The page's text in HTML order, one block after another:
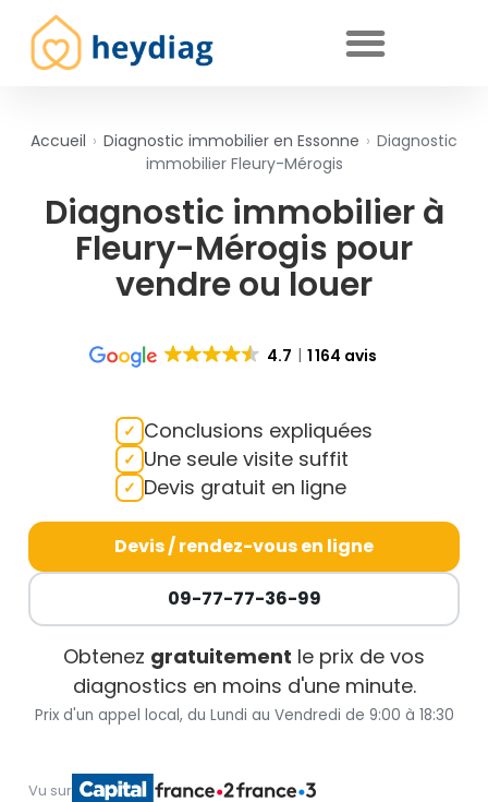
Accueil › Diagnostic immobilier en Essonne › Diagnostic
immobilier Fleury-Mérogis
Diagnostic immobilier à
Fleury-Mérogis pour
vendre ou louer
4.7 1 164 avis
Conclusions expliquées
Une seule visite suffit
Devis gratuit en ligne
Devis / rendez-vous en ligne
09-77-77-36-99
Obtenez gratuitement le prix de vos
diagnostics en moins d'une minute.
Prix d'un appel local, du Lundi au Vendredi de 9:00 à 18:30
Vu sur